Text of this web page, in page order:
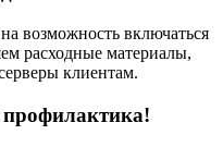
возможность включаться
расходные материалы,
клиентам.